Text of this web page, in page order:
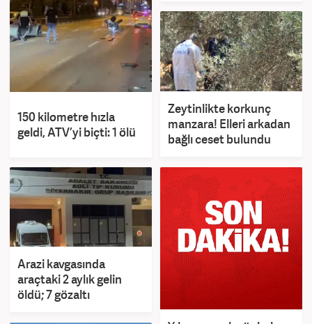
150 kilometre hızla
geldi, ATV’yi biçti: 1 ölü
Zeytinlikte korkunç
manzara! Elleri arkadan
bağlı ceset bulundu
Arazi kavgasında
araçtaki 2 aylık gelin
öldü; 7 gözaltı